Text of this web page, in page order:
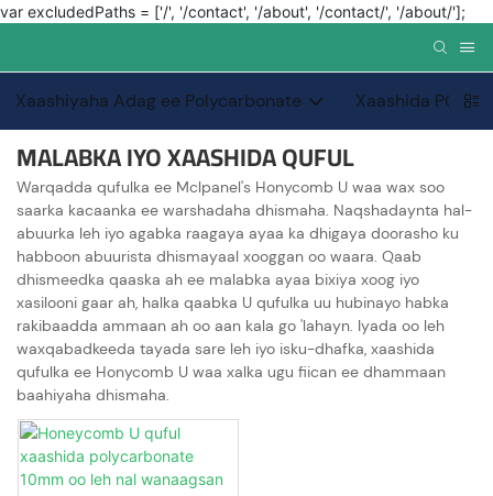
var excludedPaths = ['/', '/contact', '/about', '/contact/', '/about/'];
Xaashiyaha Adag ee Polycarbonate Xaashida PC PC
MALABKA IYO XAASHIDA QUFUL
Warqadda qufulka ee Mclpanel's Honycomb U waa wax soo
saarka kacaanka ee warshadaha dhismaha. Naqshadaynta hal-
abuurka leh iyo agabka raagaya ayaa ka dhigaya doorasho ku
habboon abuurista dhismayaal xooggan oo waara. Qaab
dhismeedka qaaska ah ee malabka ayaa bixiya xoog iyo
xasilooni gaar ah, halka qaabka U qufulka uu hubinayo habka
rakibaadda ammaan ah oo aan kala go 'lahayn. Iyada oo leh
waxqabadkeeda tayada sare leh iyo isku-dhafka, xaashida
qufulka ee Honycomb U waa xalka ugu fiican ee dhammaan
baahiyaha dhismaha.